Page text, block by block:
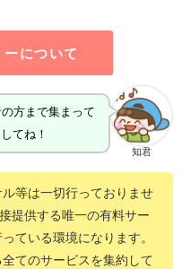
について
知君
方まで集まって
てね！
等は一切行っておりませ
提供する唯一の有料サー
ている環境になります。
てのサービスを集約して